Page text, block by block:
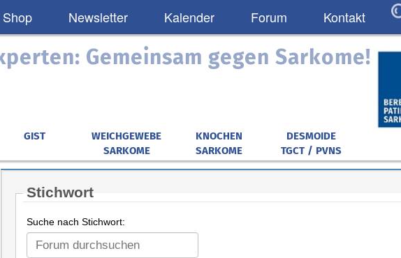
Shop Newsletter Kalender Forum Kontakt
Gemeinsam gegen Sarkome!
GIST
WEICHGEWEBE
SARKOME
KNOCHEN
SARKOME
DESMOIDE
TGCT / PVNS
Stichwort
Suche nach Stichwort: